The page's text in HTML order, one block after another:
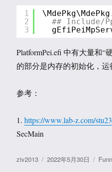
1
2
3
## Include/
PlatformPei.efi 中有大量和
的部分是内存的初始化，运
参考：
1.https://www.lab-z.com/
SecMain
作
ziv2013
发
2022年5月30日
分